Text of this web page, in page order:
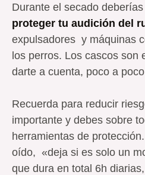
Durante el secado
proteger tu audición del
expulsadores y máquinas
los perros. Los cascos son
darte a cuenta, poco a
Recuerda para reducir
importante y debes sobre
herramientas de
oído, «deja si es solo un
que dura en total 6h